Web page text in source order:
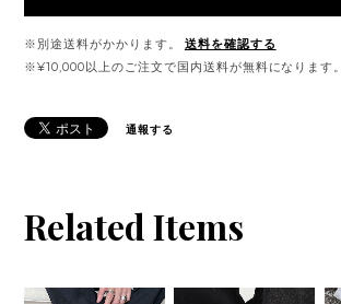
※別途送料がかかります。
送料を確認する
※¥10,000以上のご注文で国内送料が無料になります。
通報する
Related Items